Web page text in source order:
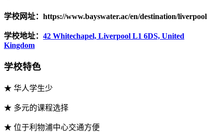
学校网址：https://www.bayswater.ac/en/destination/liverpool
学校地址： 42 Whitechapel, Liverpool L1 6DS, United
Kingdom
学校特色
★ 华人学生少
★ 多元的课程选择
★ 位于利物浦中心交通方便